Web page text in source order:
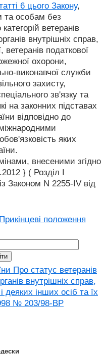
6 цього Закону,
та особам без
ветеранів
внутрішніх справ,
ветеранів податкової
охорони,
виконавчої служби
захисту,
зв'язку та
на законних підставах
відповідно до
яких
внесеними згідно
} ( Розділ I
Законом N 2255-IV від
Прикінцеві положення
Про статус ветеранів
внутрішніх справ,
деяких інших осіб та їх
№ 203/98-ВР